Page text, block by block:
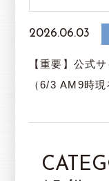
2026.06.03
【重要】公式
（6/3 AM9時